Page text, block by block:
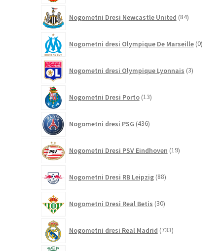
Nogometni Dresi Newcastle United 84izdelkov
Nogometni dresi Olympique De Marseille 0
Nogometni dresi Olympique Lyonnais 3izdelki
Nogometni Dresi Porto 13izdelkov
Nogometni dresi PSG 436izdelkov
Nogometni Dresi PSV Eindhoven 19izdelkov
Nogometni Dresi RB Leipzig 88izdelkov
Nogometni Dresi Real Betis 30izdelkov
Nogometni dresi Real Madrid 733izdelkov